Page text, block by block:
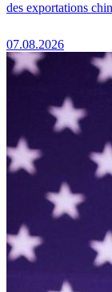
des exportations
07.08.2026